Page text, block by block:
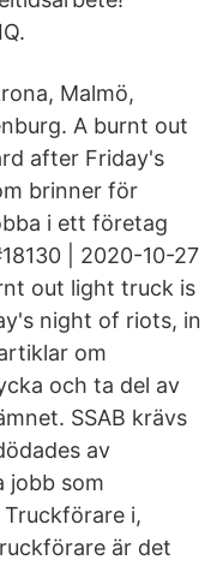
Malmö,
A burnt out
after Friday's
brinner för
i ett företag
| 2020-10-27
out light truck is
night of riots, in
om
och ta del av
SSAB krävs
av
jobb som
i,
är det